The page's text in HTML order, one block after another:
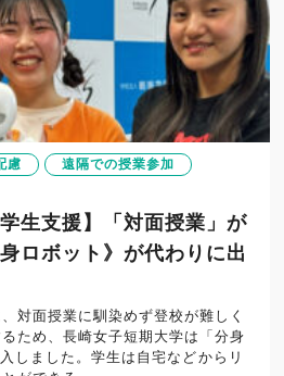
慮
遠隔での授業参加
生支援】「対面授業」が
ロボット》が代わりに出
対面授業に馴染めず登校が難しく
ため、長崎女子短期大学は「分身
しました。学生は自宅などからリ